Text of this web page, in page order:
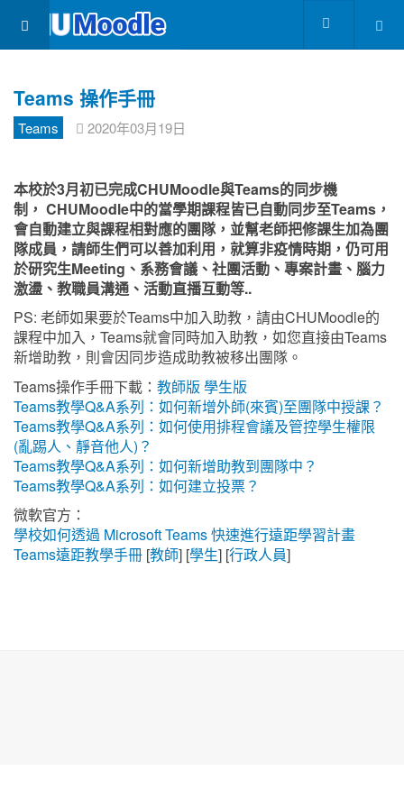
Teams 操作手冊
Teams 2020年03月19日
本校於3月初已完成CHUMoodle與Teams的同步機
制， CHUMoodle中的當學期課程皆已自動同步至Teams，
會自動建立與課程相對應的團隊，並幫老師把修課生加為團
隊成員，請師生們可以善加利用，就算非疫情時期，仍可用
於研究生Meeting、系務會議、社團活動、專案計畫、腦力
激盪、教職員溝通、活動直播互動等..
PS: 老師如果要於Teams中加入助教，請由CHUMoodle的
課程中加入，Teams就會同時加入助教，如您直接由Teams
新增助教，則會因同步造成助教被移出團隊。
Teams操作手冊下載： 教師版 學生版
Teams教學Q&A系列：如何新增外師(來賓)至團隊中授課？
Teams教學Q&A系列：如何使用排程會議及管控學生權限
(亂踢人、靜音他人)？
Teams教學Q&A系列：如何新增助教到團隊中？
Teams教學Q&A系列：如何建立投票？
微軟官方：
學校如何透過 Microsoft Teams 快速進行遠距學習計畫
Teams遠距教學手冊 [教師] [學生] [行政人員]